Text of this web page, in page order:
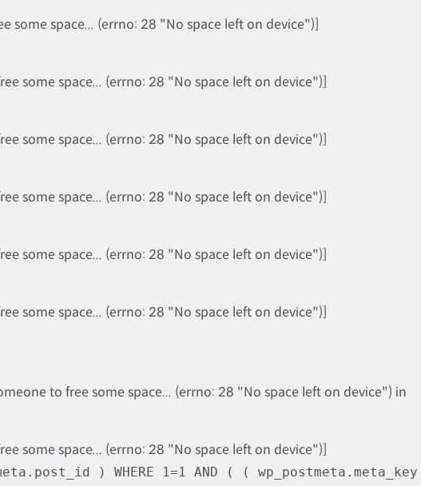
space... (errno: 28 "No space left on device")]
some space... (errno: 28 "No space left on device")]
some space... (errno: 28 "No space left on device")]
some space... (errno: 28 "No space left on device")]
some space... (errno: 28 "No space left on device")]
some space... (errno: 28 "No space left on device")]
to free some space... (errno: 28 "No space left on device") in
some space... (errno: 28 "No space left on device")]
) WHERE 1=1 AND ( ( wp_postmeta.meta_key